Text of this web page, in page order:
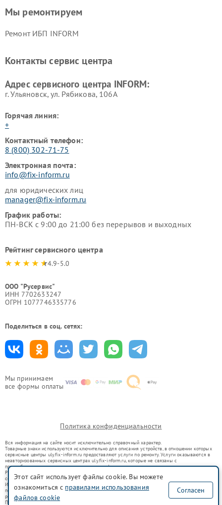
Мы принимаем
все формы оплаты
Мы ремонтируем
Ремонт ИБП INFORM
Контакты сервис центра
Адрес сервисного центра INFORM:
г. Ульяновск, ул. Рябикова, 106А
Горячая линия:
+
Контактный телефон:
8 (800) 302-71-75
Электронная почта:
info@fix-inform.ru
для юридических лиц
manager@fix-inform.ru
График работы:
ПН-ВСК с 9:00 до 21:00 без перерывов и выходных
Рейтинг сервисного центра
4.9-5.0
ООО "Русервис"
ИНН 7702633247
ОГРН 1077746335776
Поделиться в соц. сетях:
Политика конфиденциальности
Вся информация на сайте носит исключительно справочный характер.
Товарные знаки используются исключительно для описания устройств, в отношении которых
сервисные центры uly.fix-inform.ru предоставляют услуги по ремонту. Услуги оказываются в
неавторизованных сервисных центрах uly.fix-inform.ru, которые не связаны с
правообладателями товарных знаков или их официальными представителями.
Ремонт осуществляется для устройств, уже введенных в гражданский оборот в соответствии
со статьей 1487 ГК РФ.
Использование товарных знаков не преследует цели индивидуализации услуг или введения
потребителей в заблуждение, а служит для информирования о предоставляемых услугах по
ремонту техники указанных брендов.
Представленная на сайте информация не является публичной офертой, определяемой
Этот сайт использует файлы cookie. Вы можете
ознакомиться с правилами использования
файлов cookie
Согласен